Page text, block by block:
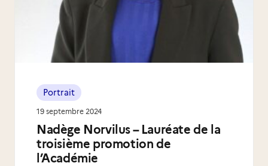
Nadège Norvilus – Lauréate de la
troisième promotion de
l’Académie
Portrait
19 septembre 2024